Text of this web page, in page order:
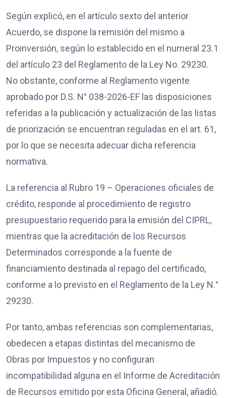
Según explicó, en el artículo sexto del anterior
Acuerdo, se dispone la remisión del mismo a
Proinversión, según lo establecido en el numeral 23.1
del artículo 23 del Reglamento de la Ley No. 29230.
No obstante, conforme al Reglamento vigente
aprobado por D.S. N° 038-2026-EF las disposiciones
referidas a la publicación y actualización de las listas
de priorización se encuentran reguladas en el art. 61,
por lo que se necesita adecuar dicha referencia
normativa.
La referencia al Rubro 19 – Operaciones oficiales de
crédito, responde al procedimiento de registro
presupuestario requerido para la emisión del CIPRL,
mientras que la acreditación de los Recursos
Determinados corresponde a la fuente de
financiamiento destinada al repago del certificado,
conforme a lo previsto en el Reglamento de la Ley N.°
29230.
Por tanto, ambas referencias son complementarias,
obedecen a etapas distintas del mecanismo de
Obras por Impuestos y no configuran
incompatibilidad alguna en el Informe de Acreditación
de Recursos emitido por esta Oficina General, añadió.